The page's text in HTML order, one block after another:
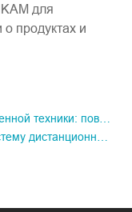
для
продуктах и
с помощью беспроводных камер и дисплеев
безопасности и эффективности строительства？